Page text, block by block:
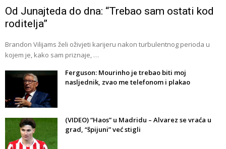
Od Junajteda do dna: “Trebao sam ostati kod
roditelja”
Brandon Vilijams želi oživjeti karijeru nakon turbulentnog perioda u
kojem je, kako sam priznaje, …
Ferguson: Mourinho je trebao biti moj
nasljednik, zvao me telefonom i plakao
(VIDEO) “Haos” u Madridu – Alvarez se vraća u
grad, “špijuni” već stigli